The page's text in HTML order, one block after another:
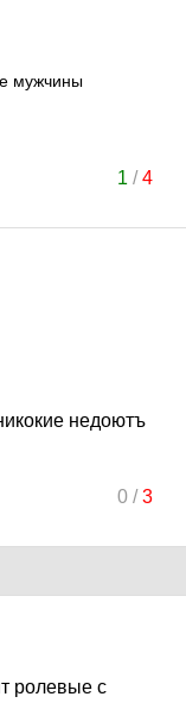
мужчины
1 /4
недоютъ
0/3
ролевые с